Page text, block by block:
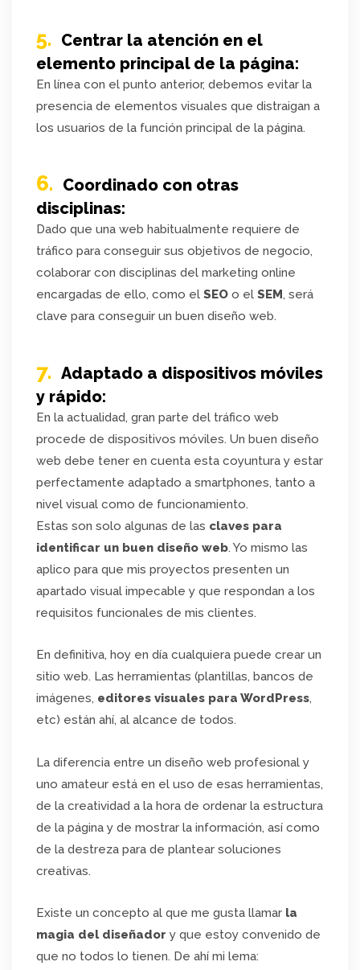
5. Centrar la atención en el
elemento principal de la página:
En línea con el punto anterior, debemos evitar la
presencia de elementos visuales que distraigan a
los usuarios de la función principal de la página.
6. Coordinado con otras
disciplinas:
Dado que una web habitualmente requiere de
tráfico para conseguir sus objetivos de negocio,
colaborar con disciplinas del marketing online
encargadas de ello, como el SEO o el SEM, será
clave para conseguir un buen diseño web.
7. Adaptado a dispositivos móviles
y rápido:
En la actualidad, gran parte del tráfico web
procede de dispositivos móviles. Un buen diseño
web debe tener en cuenta esta coyuntura y estar
perfectamente adaptado a smartphones, tanto a
nivel visual como de funcionamiento.
Estas son solo algunas de las claves para
identificar un buen diseño web. Yo mismo las
aplico para que mis proyectos presenten un
apartado visual impecable y que respondan a los
requisitos funcionales de mis clientes.
En definitiva, hoy en día cualquiera puede crear un
sitio web. Las herramientas (plantillas, bancos de
imágenes, editores visuales para WordPress,
etc) están ahí, al alcance de todos.
La diferencia entre un diseño web profesional y
uno amateur está en el uso de esas herramientas,
de la creatividad a la hora de ordenar la estructura
de la página y de mostrar la información, así como
de la destreza para de plantear soluciones
creativas.
Existe un concepto al que me gusta llamar la
magia del diseñador y que estoy convenido de
que no todos lo tienen. De ahí mi lema: